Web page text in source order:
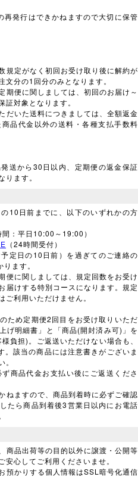
発行はできかねますので大切に保管
規定がなく初回お受け取り後に解約が
分の1回分のみとなります。
期便に関しましては、初回のお届け～
対象となります。
だいた送料につきましては、全額返金
品代金以外の送料・各種支払手数料
送から30日以内、定期便の返金保証
ます。
10日前までに、以下のいずれかの方
：平日10:00～19:00）
（24時間受付）
定日の10日前）を過ぎてのご連絡の
ます。
便に関しましては、規定回数をお受け
届けする特別コースになります。規定
利用いただけません。
ため定期便2回目をお受け取りいただ
げ明細書」と「商品(開封済み可)」を
負担)。ご返送いただけない場合も、
該当の商品には注意書きがございま
商品代金お支払い後にご返送くださ
ねますので、商品到着時に必ずご確認
たら商品到着後3営業日以内にお電話
商品出荷等の目的以外に譲渡・公開等
心してご利用くださいませ。
預かりする個人情報はSSL暗号化通信